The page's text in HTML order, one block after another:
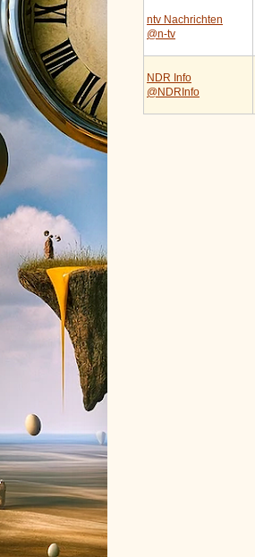
ntv Nachrichten
@n-tv
NDR Info
@NDRInfo